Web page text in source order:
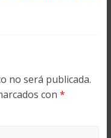
no será publicada.
con *